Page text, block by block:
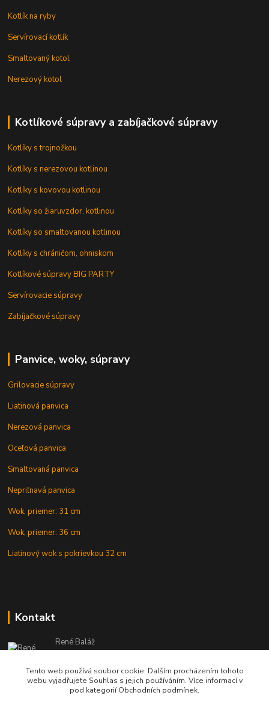
Kotlík na ryby
Servírovací kotlík
Smaltovaný kotol
Nerezový kotol
Kotlíkové súpravy a zabíjačkové súpravy
Kotlíky s trojnožkou
Kotlíky s nerezovou kotlinou
Kotlíky s kovovou kotlinou
Kotlíky so žiaruvzdor. kotlinou
Kotlíky so smaltovanou kotlinou
Kotlíky s chráničom, ohniskom
Kotlíkové súpravy BIG PARTY
Servírovacie súpravy
Zabíjačkové súpravy
Panvice, woky, súpravy
Grilovacie súpravy
Liatinová panvica
Nerezová panvica
Oceľová panvica
Smaltovaná panvica
Nepriľnavá panvica
Wok, priemer: 31 cm
Wok, priemer: 36 cm
Liatinový wok s pokrievkou 32 cm
Kontakt
René Baláž
Eshop: +421 902 212 007
od 8:00 - do 16:00 hod
info@kotlikyshop.sk
Tento web používá soubor cookie. Dalším procházením tohoto
webu vyjadřujete Souhlas s jejich používáním. Více informací v
pod kategorií Obchodních podmínek.